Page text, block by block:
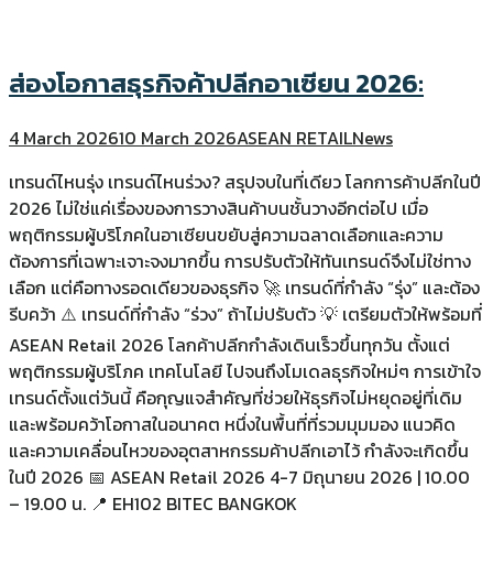
ส่องโอกาสธุรกิจค้าปลีกอาเซียน 2026:
4 March 202610 March 2026ASEAN RETAILNews
เทรนด์ไหนรุ่ง เทรนด์ไหนร่วง? สรุปจบในที่เดียว โลกการค้าปลีกในปี
2026 ไม่ใช่แค่เรื่องของการวางสินค้าบนชั้นวางอีกต่อไป เมื่อ
พฤติกรรมผู้บริโภคในอาเซียนขยับสู่ความฉลาดเลือกและความ
ต้องการที่เฉพาะเจาะจงมากขึ้น การปรับตัวให้ทันเทรนด์จึงไม่ใช่ทาง
เลือก แต่คือทางรอดเดียวของธุรกิจ 🚀 เทรนด์ที่กำลัง “รุ่ง” และต้อง
รีบคว้า ⚠️ เทรนด์ที่กำลัง “ร่วง” ถ้าไม่ปรับตัว 💡 เตรียมตัวให้พร้อมที่
ASEAN Retail 2026 โลกค้าปลีกกำลังเดินเร็วขึ้นทุกวัน ตั้งแต่
พฤติกรรมผู้บริโภค เทคโนโลยี ไปจนถึงโมเดลธุรกิจใหม่ๆ การเข้าใจ
เทรนด์ตั้งแต่วันนี้ คือกุญแจสำคัญที่ช่วยให้ธุรกิจไม่หยุดอยู่ที่เดิม
และพร้อมคว้าโอกาสในอนาคต หนึ่งในพื้นที่ที่รวมมุมมอง แนวคิด
และความเคลื่อนไหวของอุตสาหกรรมค้าปลีกเอาไว้ กำลังจะเกิดขึ้น
ในปี 2026 📅 ASEAN Retail 2026 4-7 มิถุนายน 2026 | 10.00
– 19.00 น. 📍 EH102 BITEC BANGKOK